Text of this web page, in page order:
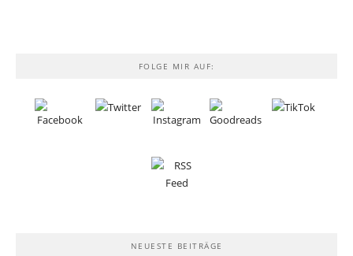
FOLGE MIR AUF:
NEUESTE BEITRÄGE